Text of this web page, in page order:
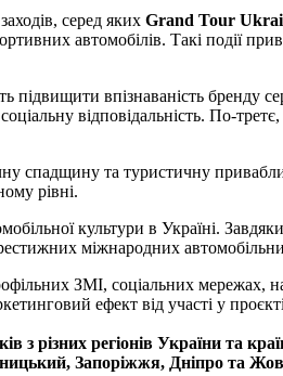
серед яких Grand Tour
автомобілів. Такі події
впізнаваність бренду
відповідальність. По-
спадщину та туристичну
рівні.
культури в Україні. Завдяки
міжнародних
ЗМІ, соціальних мережах,
ефект від участі у
з різних регіонів України та
Запоріжжя, Дніпро та